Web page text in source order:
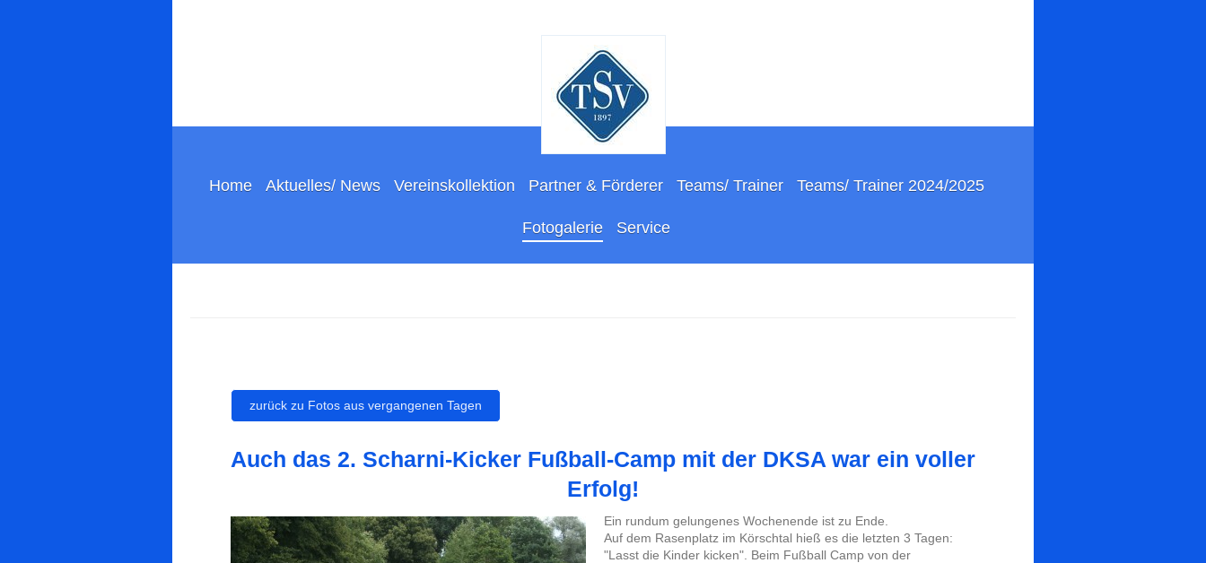
Home Aktuelles/ News Vereinskollektion Partner & Förderer Teams/ Trainer Teams/ Trainer 2024/2025
Fotogalerie Service
zurück zu Fotos aus vergangenen Tagen
Auch das 2. Scharni-Kicker Fußball-Camp mit der DKSA war ein voller
Erfolg!
Ein rundum gelungenes Wochenende ist zu Ende.
Auf dem Rasenplatz im Körschtal hieß es die letzten 3 Tagen:
"Lasst die Kinder kicken". Beim Fußball Camp von der